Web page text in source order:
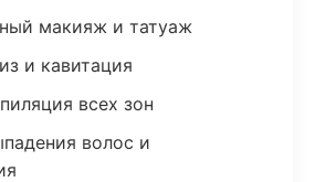
макияж и татуаж
и кавитация
всех зон
волос и